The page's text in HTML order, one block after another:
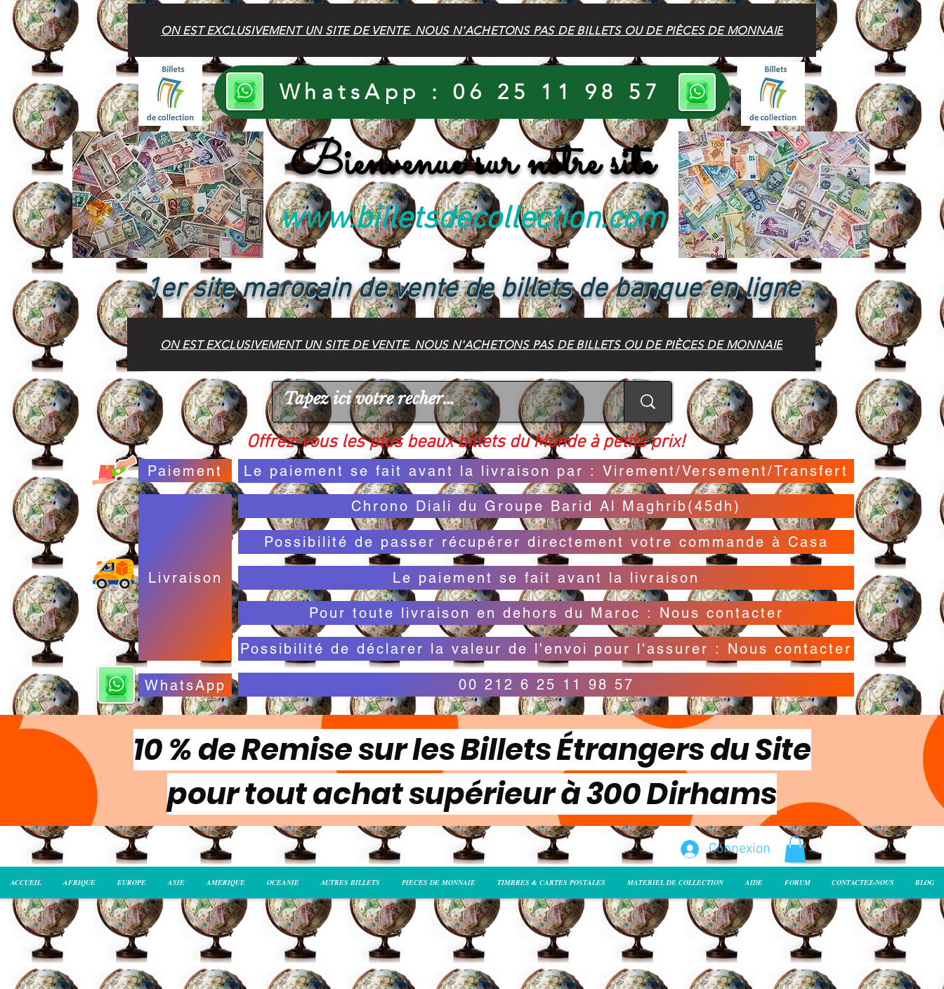
ON EST EXCLUSIVEMENT UN SITE DE VENTE. NOUS N'ACHETONS PAS DE BILLETS OU DE PIÈCES DE MONNAIE
WhatsApp : 06 25 11 98 57
Bienvenue sur notre site
www.billetsdecollection.com
1er site marocain de vente de billets de banque en ligne
ON EST EXCLUSIVEMENT UN SITE DE VENTE. NOUS N'ACHETONS PAS DE BILLETS OU DE PIÈCES DE MONNAIE
Offrez-vous les plus beaux billets du Monde à petits prix!
Paiement Le paiement se fait avant la livraison par : Virement/Versement/Transfert
Livraison
Chrono Diali du Groupe Barid Al Maghrib(45dh)
Possibilité de passer récupérer directement votre commande à Casa
Le paiement se fait avant la livraison
Pour toute livraison en dehors du Maroc : Nous contacter
Possibilité de déclarer la valeur de l'envoi pour l'assurer : Nous contacter
WhatsApp 00 212 6 25 11 98 57
10 % de Remise sur les Billets Étrangers du Site
pour tout achat supérieur à 300 Dirhams
Connexion
ACCUEIL AFRIQUE EUROPE ASIE AMERIQUE OCEANIE AUTRES BILLETS PIECES DE MONNAIE TIMBRES & CARTES POSTALES MATERIEL DE COLLECTION AIDE FORUM CONTACTEZ-NOUS BLOG